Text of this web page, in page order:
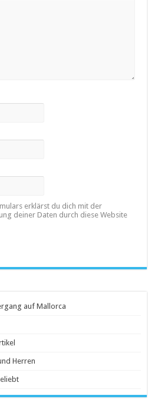
erklärst du dich mit der
deiner Daten durch diese Website
auf Mallorca
Herren